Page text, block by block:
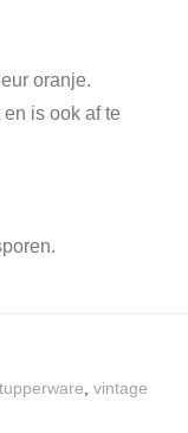
oranje.
is ook af te
tupperware vintage